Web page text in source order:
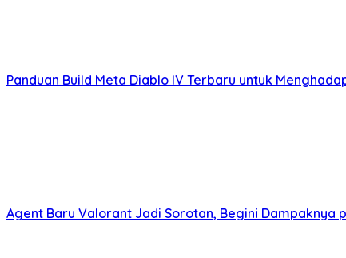
Panduan Build Meta Diablo IV Terbaru untuk
Agent Baru Valorant Jadi Sorotan, Begini Dampaknya